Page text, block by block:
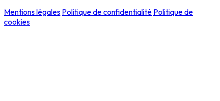
Mentions légales Politique de confidentialité Politique de
cookies